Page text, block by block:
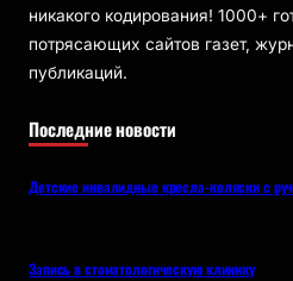
никакого кодирования! 1000+
потрясающих сайтов газет,
публикаций.
Последние новости
Детские инвалидные кресла-коляски с
Запись в стоматологическую клинику